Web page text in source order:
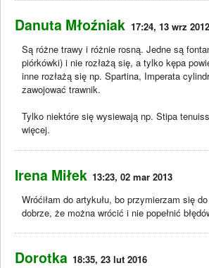
Danuta Młoźniak 17:24, 13 wrz 2012
Są różne trawy i różnie rosną. Jedne są
piórkówki) i nie rozłażą się, a tylko kępa
inne rozłażą się np. Spartina, Imperata
zawojować trawnik.
Tylko niektóre się wysiewają np. Stipa
więcej.
Irena Miłek 13:23, 02 mar 2013
Wróćiłam do artykułu, bo przymierzam się
dobrze, że można wrócić i nie popełnić
Dorotka 18:35, 23 lut 2016